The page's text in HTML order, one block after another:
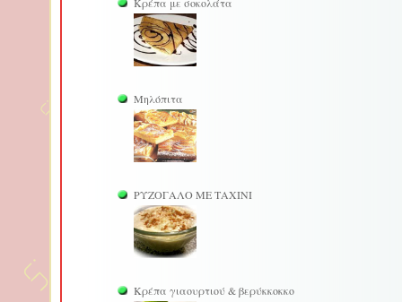
Μηλόπιτα
ΡΥΖΟΓΑΛΟ ΜΕ ΤΑΧΙΝΙ
Κρέπα γιαουρτιού & βερύκκοκκο